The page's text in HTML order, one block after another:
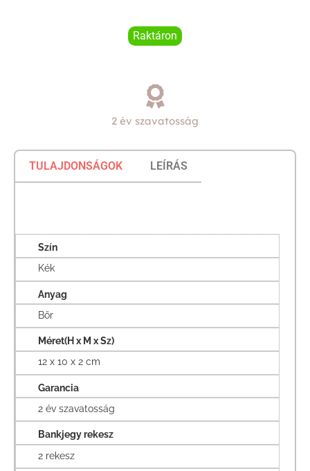
Raktáron
2 év szavatosság
TULAJDONSÁGOK LEÍRÁS
Szín
Kék
Anyag
Bőr
Méret(H x M x Sz)
12 x 10 x 2 cm
Garancia
2 év szavatosság
Bankjegy rekesz
2 rekesz